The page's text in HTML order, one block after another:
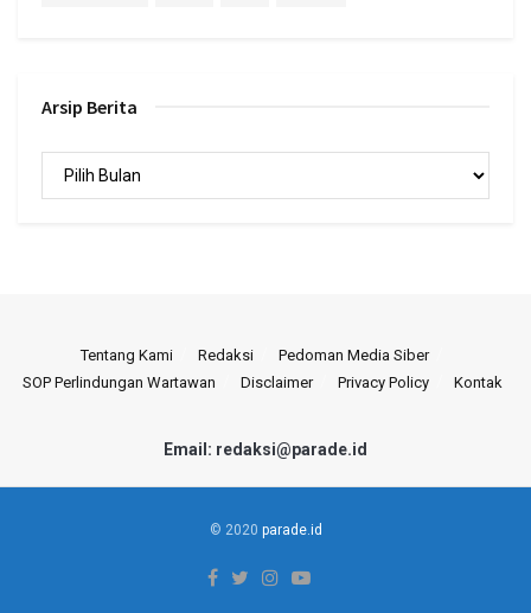
Arsip Berita
Tentang Kami Redaksi
Pedoman Media Siber
SOP Perlindungan Wartawan
Disclaimer Privacy Policy Kontak
Email: redaksi@parade.id
© 2020 parade.id